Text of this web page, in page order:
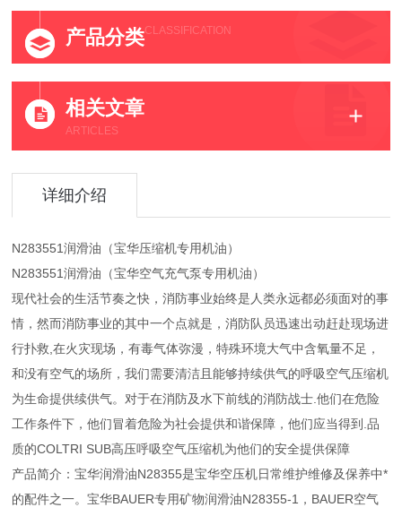
产品分类CLASSIFICATION
相关文章
ARTICLES
详细介绍
N283551润滑油（宝华压缩机专用机油）
N283551润滑油（宝华空气充气泵专用机油）
现代社会的生活节奏之快，消防事业始终是人类永远都必须面对的事
情，然而消防事业的其中一个点就是，消防队员迅速出动赶赴现场进
行扑救,在火灾现场，有毒气体弥漫，特殊环境大气中含氧量不足，
和没有空气的场所，我们需要清洁且能够持续供气的呼吸空气压缩机
为生命提供续供气。对于在消防及水下前线的消防战士.他们在危险
工作条件下，他们冒着危险为社会提供和谐保障，他们应当得到.品
质的COLTRI SUB高压呼吸空气压缩机为他们的安全提供保障
产品简介：宝华润滑油N28355是宝华空压机日常维护维修及保养中*
的配件之一。宝华BAUER专用矿物润滑油N28355-1，BAUER空气